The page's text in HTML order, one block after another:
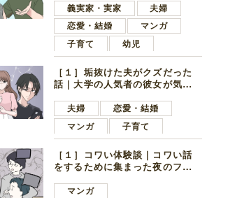
言ってきた
義実家・実家
夫婦
恋愛・結婚
マンガ
子育て
幼児
［１］垢抜けた夫がクズだった
話｜大学の人気者の彼女が気に
子学生
夫婦
恋愛・結婚
マンガ
子育て
［１］コワい体験談｜コワい話
をするために集まった夜のファ
好きの男の子ママ
マンガ